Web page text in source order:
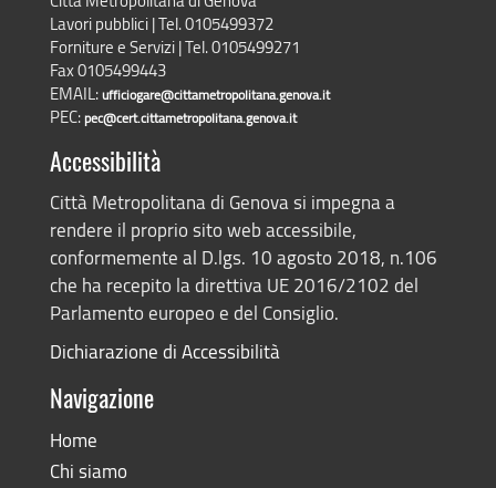
Lavori pubblici | Tel. 0105499372
Forniture e Servizi | Tel. 0105499271
Fax 0105499443
EMAIL:ufficiogare@cittametropolitana.genova.it
PEC:pec@cert.cittametropolitana.genova.it
Accessibilità
Città Metropolitana di Genova si impegna a
rendere il proprio sito web accessibile,
conformemente al D.lgs. 10 agosto 2018, n.106
che ha recepito la direttiva UE 2016/2102 del
Parlamento europeo e del Consiglio.
Dichiarazione di Accessibilità
Navigazione
Home
Chi siamo